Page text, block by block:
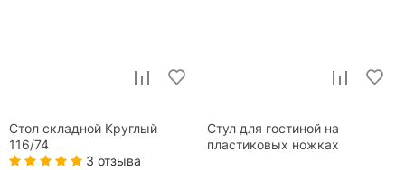
Стол складной Круглый
116/74
3 отзыва
Стул для гостиной на
пластиковых ножках